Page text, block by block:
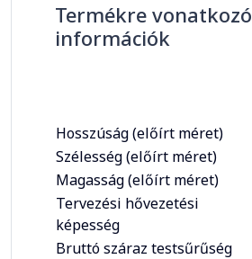
Termékre vonatkozó
információk
Hosszúság (előírt méret)
Szélesség (előírt méret)
Magasság (előírt méret)
Tervezési hővezetési
képesség
Bruttó száraz testsűrűség